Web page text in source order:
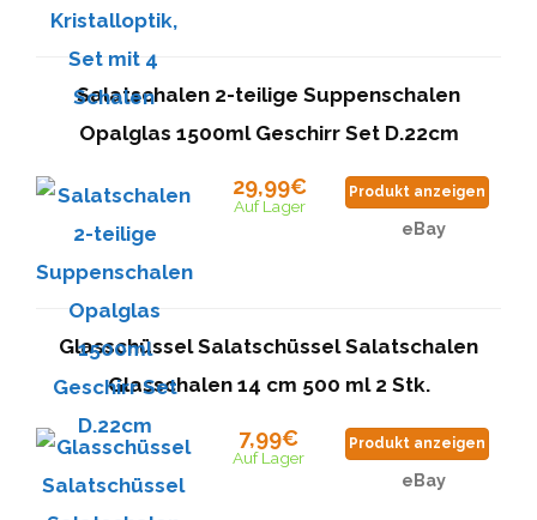
Salatschalen 2-teilige Suppenschalen
Opalglas 1500ml Geschirr Set D.22cm
29,99€
Auf Lager
Produkt anzeigen
eBay
Glasschüssel Salatschüssel Salatschalen
Glasschalen 14 cm 500 ml 2 Stk.
7,99€
Auf Lager
Produkt anzeigen
eBay